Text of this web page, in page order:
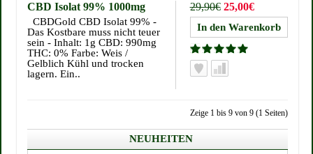
29,90€ 25,00€
CBD Isolat 99% 1000mg
CBDGold CBD Isolat 99% -
Das Kostbare muss nicht teuer
sein - Inhalt: 1g CBD: 990mg
THC: 0% Farbe: Weis /
Gelblich Kühl und trocken
lagern. Ein..
Zeige 1 bis 9 von 9 (1 Seiten)
NEUHEITEN